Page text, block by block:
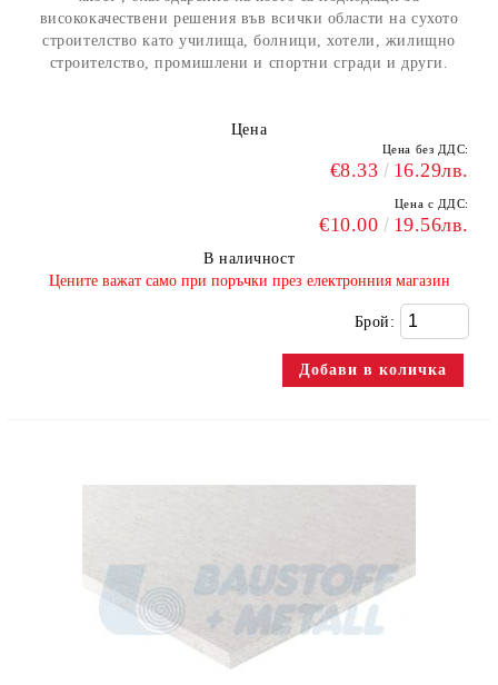
висококачествени решения във всички области на сухото
строителство като училища, болници, хотели, жилищно
строителство, промишлени и спортни сгради и други.
Цена
Цена без ДДС:
€8.33 16.29лв.
Цена с ДДС:
€10.00 19.56лв.
В наличност
​Цените важат само при поръчки през електронния магазин
Брой: